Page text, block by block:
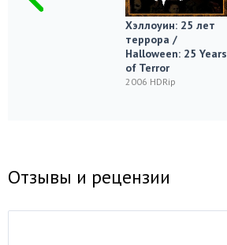
Хэллоуин: 25 лет
террора /
Halloween: 25 Years
of Terror
2006 HDRip
Отзывы и рецензии